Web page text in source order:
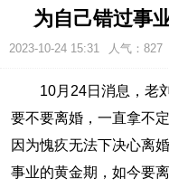
为自己错过事
2023-10-24 15:31 人气： 827
10月24日消息，老刘
要不要离婚，一直拿不
因为愧疚无法下决心离
事业的黄金期，如今要